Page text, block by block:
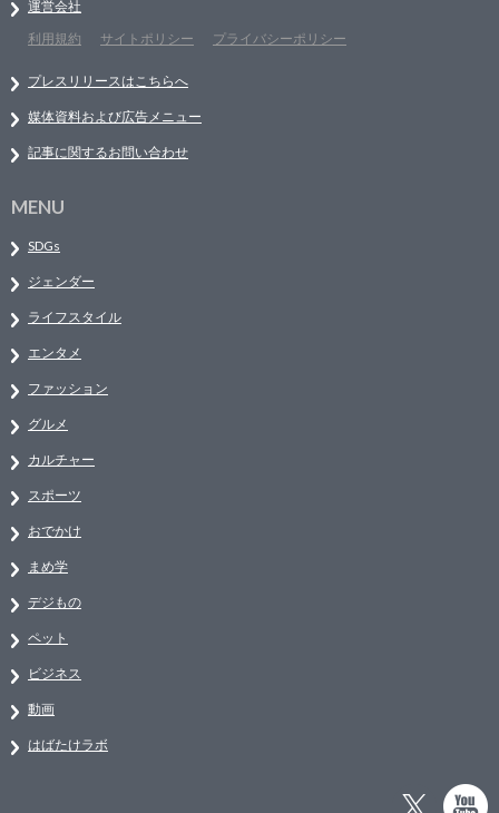
運営会社
利用規約
サイトポリシー プライバシーポリシー
プレスリリースはこちらへ
媒体資料および広告メニュー
記事に関するお問い合わせ
MENU
SDGs
ジェンダー
ライフスタイル
エンタメ
ファッション
グルメ
カルチャー
スポーツ
おでかけ
まめ学
デジもの
ペット
ビジネス
動画
はばたけラボ